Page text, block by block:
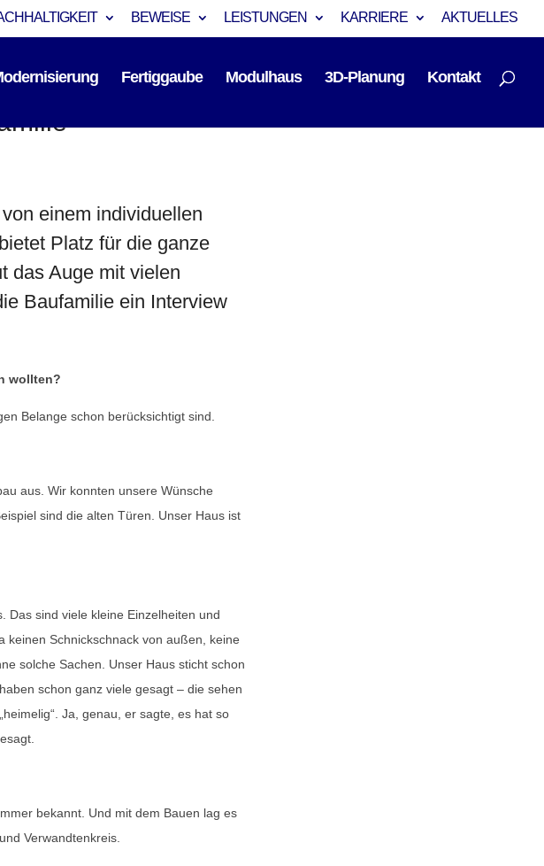
BEWEISE LEISTUNGEN KARRIERE AKTUELLES
Fertiggaube Modulhaus 3D-Planung Kontakt
einem individuellen
Platz für die ganze
das Auge mit vielen
Baufamilie ein Interview
wollten?
Belange schon berücksichtigt sind.
aus. Wir konnten unsere Wünsche
sind die alten Türen. Unser Haus ist
Das sind viele kleine Einzelheiten und
keinen Schnickschnack von außen, keine
solche Sachen. Unser Haus sticht schon
schon ganz viele gesagt – die sehen
Ja, genau, er sagte, es hat so
bekannt. Und mit dem Bauen lag es
Verwandtenkreis.